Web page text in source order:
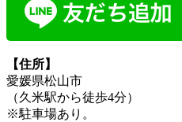
【住所】
愛媛県松山市
（久米駅から徒歩4分）
※駐車場あり。